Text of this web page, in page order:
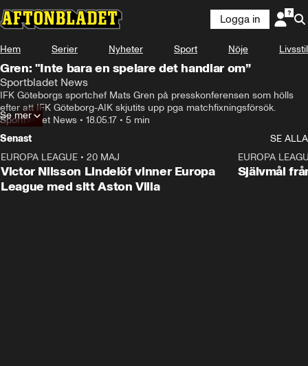
Logga in
Hem Serier Nyheter Sport Nöje Livsstil
Gren: "Inte bara en spelare det handlar om”
Sportbladet News
IFK Göteborgs sportchef Mats Gren på presskonferensen som hölls
efter att IFK Göteborg-AIK skjutits upp pga matchfixningsförsök.
Sportbladet News • 18.05.17 • 5 min
Se mer
Senast
SE ALLA
EUROPA LEAGUE • 20 MAJ
Victor Nilsson Lindelöf vinner Europa
League med sitt Aston Villa
EUROPA
Självmål